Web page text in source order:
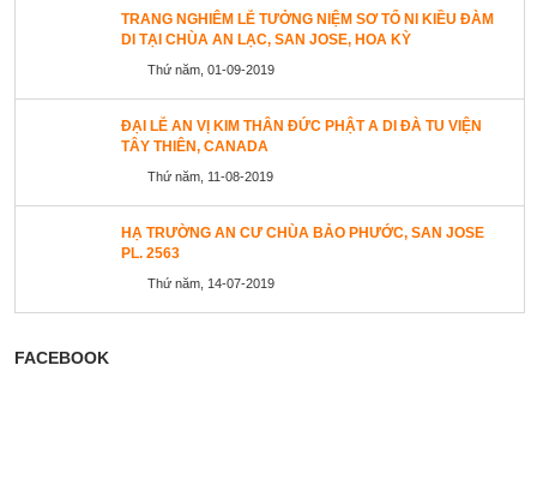
TRANG NGHIÊM LỄ TƯỞNG NIỆM SƠ TỔ NI KIỀU ĐÀM
DI TẠI CHÙA AN LẠC, SAN JOSE, HOA KỲ
Thứ năm, 01-09-2019
ĐẠI LỄ AN VỊ KIM THÂN ĐỨC PHẬT A DI ĐÀ TU VIỆN
TÂY THIÊN, CANADA
Thứ năm, 11-08-2019
HẠ TRƯỜNG AN CƯ CHÙA BẢO PHƯỚC, SAN JOSE
PL. 2563
Thứ năm, 14-07-2019
FACEBOOK